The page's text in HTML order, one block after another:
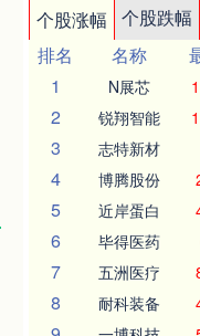
个股涨幅 个股跌幅
排名
名称
1
N展芯
2 锐翔智能
3 志特新材
4 博腾股份
5 近岸蛋白
6 毕得医药
7 五洲医疗
8 耐科装备